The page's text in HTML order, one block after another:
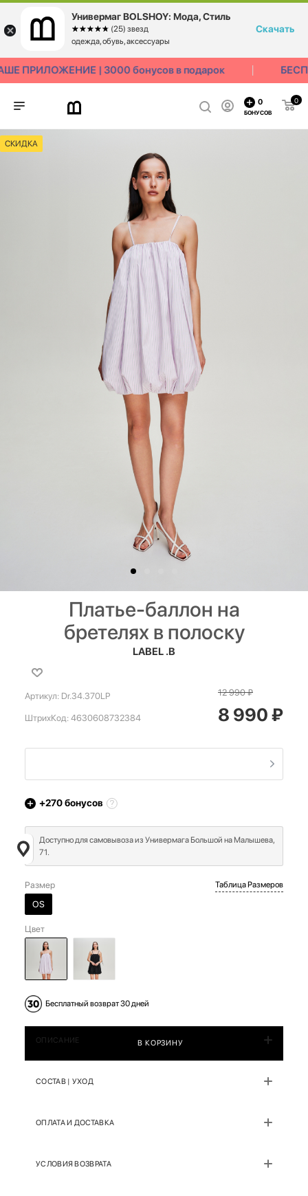
ПРИЛОЖЕНИЕ | 3000 бонусов в подарок
0
0
БОНУСОВ
СКИДКА
Платье-баллон на
бретелях в полоску
LABEL .B
Артикул: Dr.34.370LP
ШтрихКод: 4630608732384
12 990₽
8 990₽
+270бонусов
Доступно для самовывоза из Универмага Большой на Малышева,
71.
Размер
OS
Таблица Размеров
Цвет
Бесплатный возврат 30 дней
В КОРЗИНУ
ОПИСАНИЕ
СОСТАВ | УХОД
ОПЛАТА И ДОСТАВКА
УСЛОВИЯ ВОЗВРАТА
Универмаг BOLSHOY: Мода, Стиль
☆☆☆☆☆
★★★★★ (25) звезд
одежда, обувь, аксессуары
Скачать